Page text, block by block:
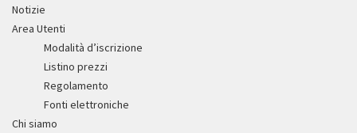
Notizie
Area Utenti
Modalità d’iscrizione
Listino prezzi
Regolamento
Fonti elettroniche
Chi siamo